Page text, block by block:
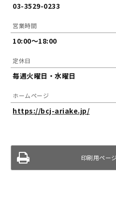
03-3529-0233
営業時間
10:00～18:00
定休日
毎週火曜日・水曜日
ホームページ
https://bcj-ariake.jp/
印刷用ペー